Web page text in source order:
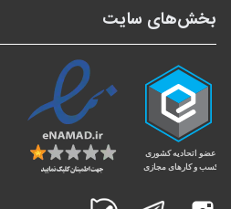
بخش‌های سایت